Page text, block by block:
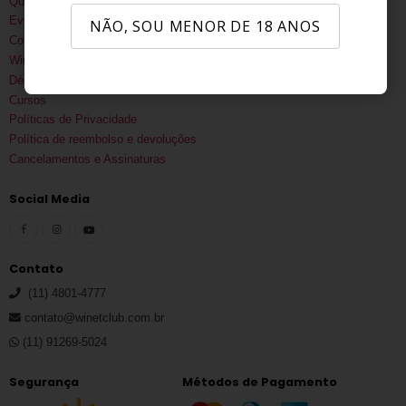
Eventos corporativos
Consultoria
Wine Trips
Déco Rossi
Cursos
Políticas de Privacidade
Política de reembolso e devoluções
Cancelamentos e Assinaturas
Social Media
Contato
(11) 4801-4777
contato@winetclub.com.br
(11) 91269-5024
Segurança Métodos de Pagamento
NÃO, SOU MENOR DE 18 ANOS